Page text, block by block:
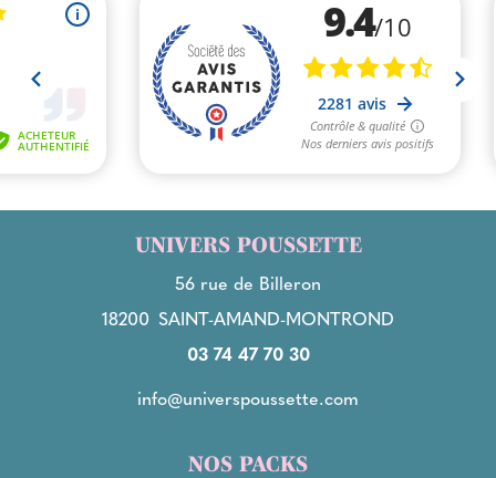
UNIVERS POUSSETTE
56 rue de Billeron
18200 SAINT-AMAND-MONTROND
03 74 47 70 30
info@universpoussette.com
NOS PACKS